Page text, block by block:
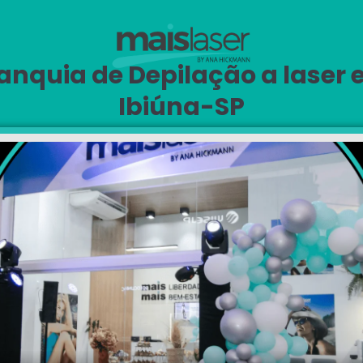
de Depilação a laser
Ibiúna-SP